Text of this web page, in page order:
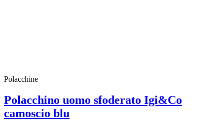
Polacchine
Polacchino uomo sfoderato Igi&Co
camoscio blu